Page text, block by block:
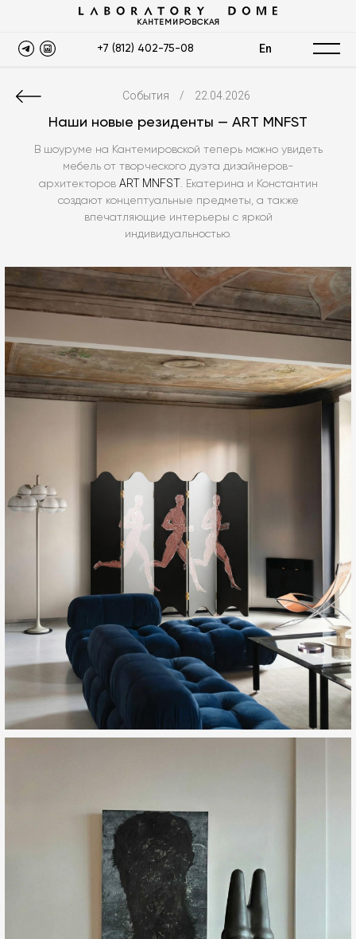
КАНТЕМИРОВСКАЯ
+7 (812) 402-75-08 En
События / 22.04.2026
Наши новые резиденты — ART MNFST
В шоуруме на Кантемировской теперь можно увидеть
мебель от творческого дуэта дизайнеров-
архитекторов ART MNFST. Екатерина и Константин
создают концептуальные предметы, а также
впечатляющие интерьеры с яркой
индивидуальностью.